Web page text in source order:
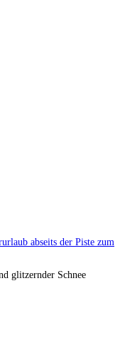
abseits der Piste zum
glitzernder Schnee